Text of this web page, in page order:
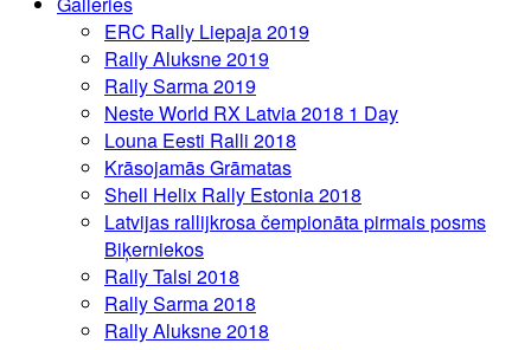
ERC Rally Liepaja 2019
Rally Aluksne 2019
Rally Sarma 2019
Neste World RX Latvia 2018 1 Day
Louna Eesti Ralli 2018
Krāsojamās Grāmatas
Shell Helix Rally Estonia 2018
Latvijas rallijkrosa čempionāta pirmais posms
Biķerniekos
Rally Talsi 2018
Rally Sarma 2018
Rally Aluksne 2018